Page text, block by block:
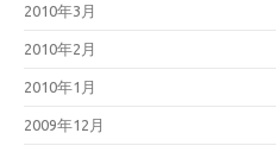
2010年3月
2010年2月
2010年1月
2009年12月